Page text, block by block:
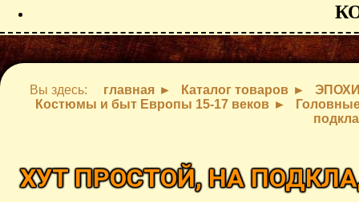
Вы здесь: главная Каталог товаров
Костюмы и быт Европы 15-17 веков
ХУТ ПРОСТОЙ, НА